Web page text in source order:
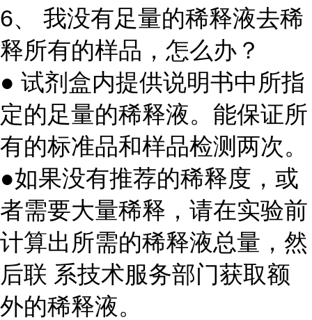
6、 我没有足量的稀释液去稀
释所有的样品，怎么办？
● 试剂盒内提供说明书中所指
定的足量的稀释液。能保证所
有的标准品和样品检测两次。
●如果没有推荐的稀释度，或
者需要大量稀释，请在实验前
计算出所需的稀释液总量，然
后联 系技术服务部门获取额
外的稀释液。